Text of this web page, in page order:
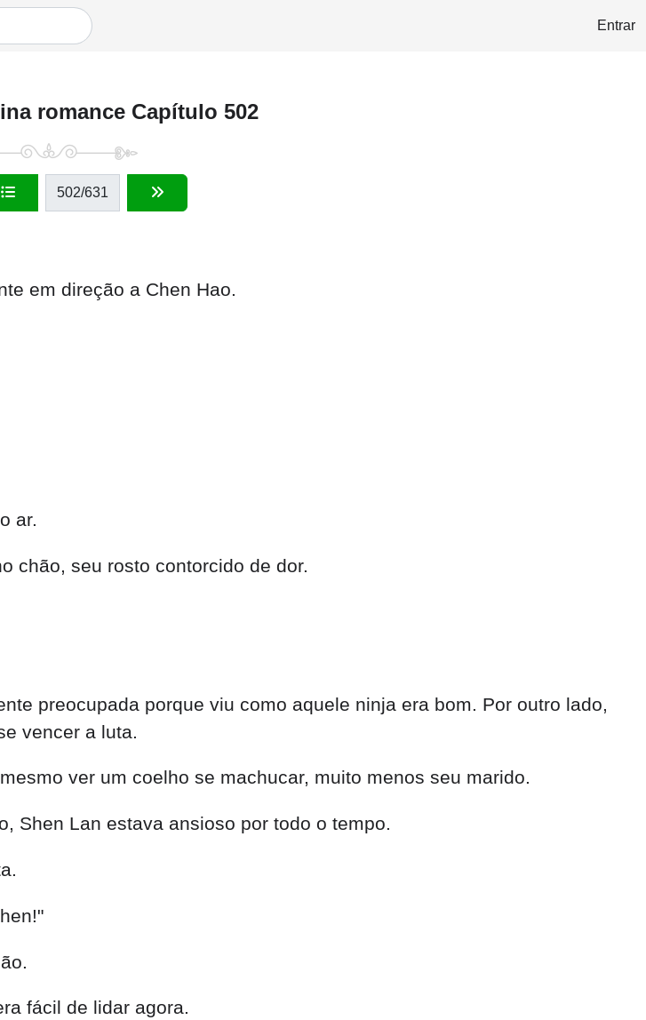
Entrar
romance Capítulo 502
502/631
em direção a Chen Hao.
ar.
chão, seu rosto contorcido de dor.
preocupada porque viu como aquele ninja era bom. Por outro lado,
vencer a luta.
ver um coelho se machucar, muito menos seu marido.
Shen Lan estava ansioso por todo o tempo.
fácil de lidar agora.